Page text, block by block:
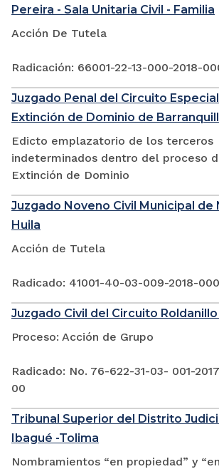
Pereira - Sala Unitaria Civil - Familia
Acción De Tutela
Radicación: 66001-22-13-000-2018-
Juzgado Penal del Circuito
Extinción de Dominio de
Edicto emplazatorio de los terceros
indeterminados dentro del proceso
Extinción de Dominio
Juzgado Noveno Civil Municipal de
Huila
Acción de Tutela
Radicado: 41001-40-03-009-2018-
Juzgado Civil del Circuito Roldanillo
Proceso: Acción de Grupo
Radicado: No. 76-622-31-03- 001-
00
Tribunal Superior del Distrito
Ibagué -Tolima
Nombramientos “en propiedad” y “en